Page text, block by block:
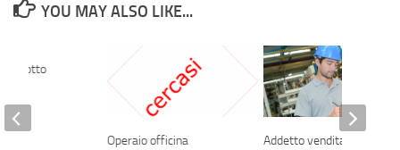
YOU MAY ALSO LIKE...
Operaio officina
Addetto vendita e
prodotto